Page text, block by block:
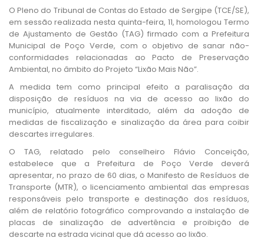
O Pleno do Tribunal de Contas do Estado de Sergipe (TCE/SE),
em sessão realizada nesta quinta-feira, 11, homologou Termo
de Ajustamento de Gestão (TAG) firmado com a Prefeitura
Municipal de Poço Verde, com o objetivo de sanar não-
conformidades relacionadas ao Pacto de Preservação
Ambiental, no âmbito do Projeto “Lixão Mais Não”.
A medida tem como principal efeito a paralisação da
disposição de resíduos na via de acesso ao lixão do
município, atualmente interditado, além da adoção de
medidas de fiscalização e sinalização da área para coibir
descartes irregulares.
O TAG, relatado pelo conselheiro Flávio Conceição,
estabelece que a Prefeitura de Poço Verde deverá
apresentar, no prazo de 60 dias, o Manifesto de Resíduos de
Transporte (MTR), o licenciamento ambiental das empresas
responsáveis pelo transporte e destinação dos resíduos,
além de relatório fotográfico comprovando a instalação de
placas de sinalização de advertência e proibição de
descarte na estrada vicinal que dá acesso ao lixão.